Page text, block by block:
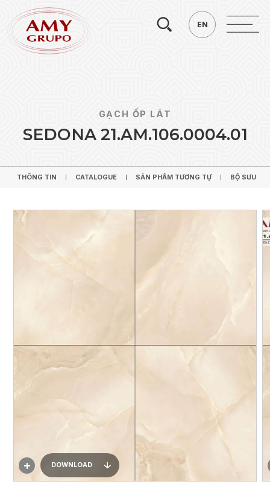
EN
GẠCH ỐP LÁT
SEDONA 21.AM.106.0004.01
THÔNG TIN CATALOGUE SẢN PHẨM TƯƠNG TỰ BỘ SƯU
DOWNLOAD
Tìm